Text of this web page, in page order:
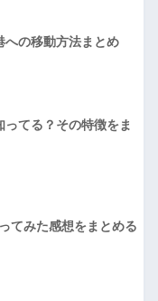
への移動方法まとめ
てる？その特徴をま
てみた感想をまとめる